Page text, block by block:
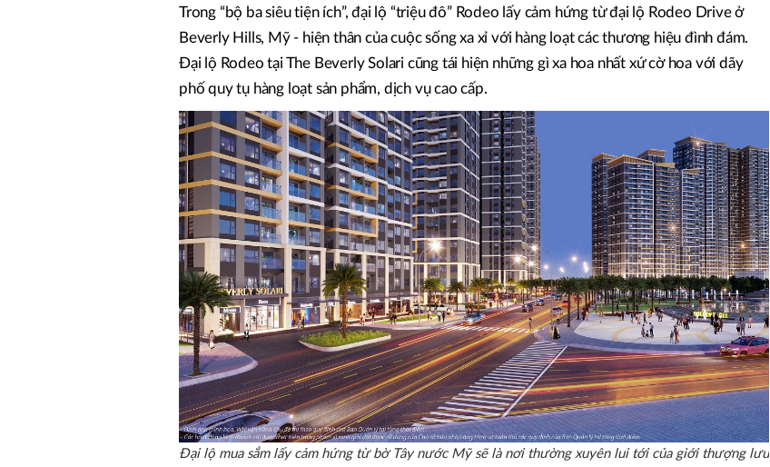
Trong “bộ ba siêu tiện ích”, đại lộ “triệu đô” Rodeo lấy cảm hứng từ đại lộ Rodeo Drive ở
Beverly Hills, Mỹ - hiện thân của cuộc sống xa xỉ với hàng loạt các thương hiệu đình đám.
Đại lộ Rodeo tại The Beverly Solari cũng tái hiện những gì xa hoa nhất xứ cờ hoa với dãy
phố quy tụ hàng loạt sản phẩm, dịch vụ cao cấp.
Đại lộ mua sắm lấy cảm hứng từ bờ Tây nước Mỹ sẽ là nơi thường xuyên lui tới của giới thượng lưu